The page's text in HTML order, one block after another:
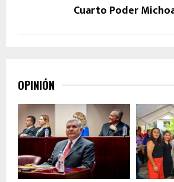
Cuarto Poder
OPINIÓN